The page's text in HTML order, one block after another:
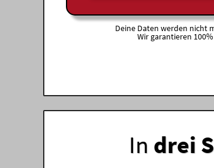
Deine Daten werden nicht
Wir garantieren
In drei